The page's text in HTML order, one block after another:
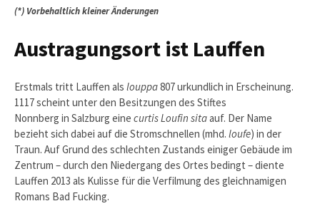
(*) Vorbehaltlich kleiner Änderungen
Austragungsort ist Lauffen
Erstmals tritt Lauffen als louppa807 urkundlich in Erscheinung.
1117 scheint unter den Besitzungen des Stiftes
Nonnberg in Salzburg eine curtis Loufin sitaauf. Der Name
bezieht sich dabei auf die Stromschnellen (mhd. loufe) in der
Traun. Auf Grund des schlechten Zustands einiger Gebäude im
Zentrum – durch den Niedergang des Ortes bedingt – diente
Lauffen 2013 als Kulisse für die Verfilmung des gleichnamigen
Romans Bad Fucking.